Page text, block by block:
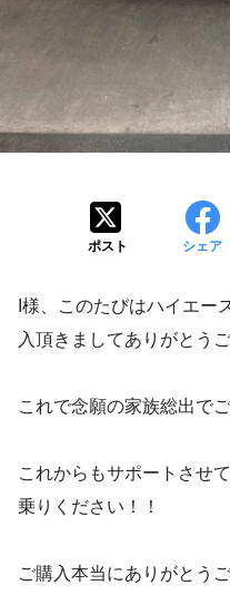
ポスト シェア
I様、このたびはハイエー
入頂きましてありがとう
これで念願の家族総出で
これからもサポートさせ
乗りください！！
ご購入本当にありがとう